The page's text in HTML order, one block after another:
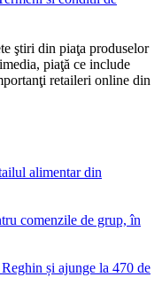
ştiri din piaţa produselor
piaţă ce include
retaileri online din
alimentar din
comenzile de grup, în
și ajunge la 470 de